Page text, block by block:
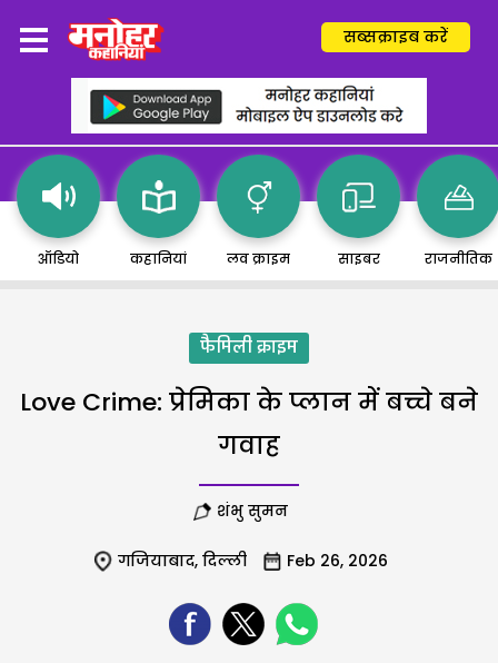
सब्सक्राइब करें
ऑडियो कहानियां लव क्राइम साइबर राजनीतिक
फैमिली क्राइम
Love Crime: प्रेमिका के प्लान में बच्चे बने
गवाह
शंभु सुमन
गजियाबाद, दिल्ली Feb 26, 2026